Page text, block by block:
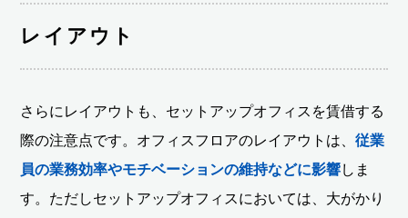
レイアウト
さらにレイアウトも、セットアップオフィスを賃借する
際の注意点です。オフィスフロアのレイアウトは、従業
員の業務効率やモチベーションの維持などに影響しま
す。ただしセットアップオフィスにおいては、大がかり